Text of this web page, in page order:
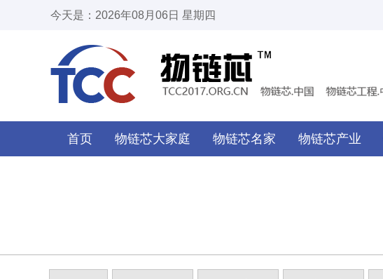
今天是：2026年08月06日 星期四
首页 物链芯大家庭 物链芯名家 物链芯产业